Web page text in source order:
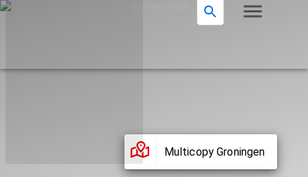
Multicopy Groningen